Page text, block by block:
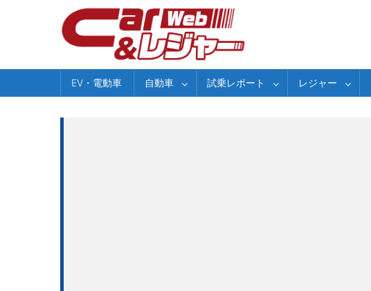
EV・電動車 自動車 試乗レポート レジャー